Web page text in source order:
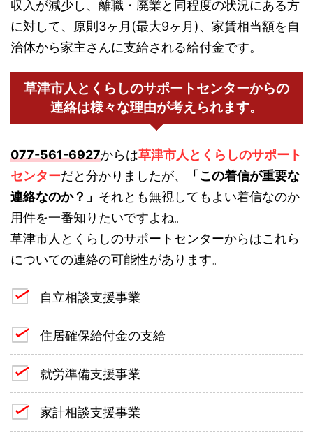
収入が減少し、離職・廃業と同程度の状況にある方
に対して、原則3ヶ月(最大9ヶ月)、家賃相当額を自
治体から家主さんに支給される給付金です。
草津市人とくらしのサポートセンターからの
連絡は様々な理由が考えられます。
077-561-6927からは草津市人とくらしのサポート
センターだと分かりましたが、
「この着信が重要な
連絡なのか？」 それとも無視してもよい着信なのか
用件を一番知りたいですよね。
草津市人とくらしのサポートセンターからはこれら
についての連絡の可能性があります。
自立相談支援事業
住居確保給付金の支給
就労準備支援事業
家計相談支援事業